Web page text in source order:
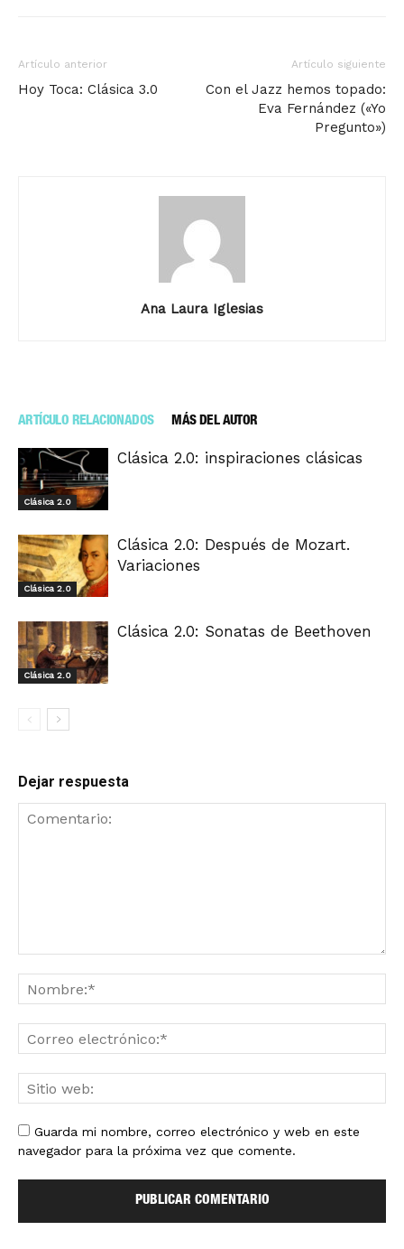
Artículo anterior
Hoy Toca: Clásica 3.0
Artículo siguiente
Con el Jazz hemos topado:
Eva Fernández («Yo
Pregunto»)
Ana Laura Iglesias
ARTÍCULO RELACIONADOS MÁS DEL AUTOR
Clásica 2.0
Clásica 2.0: inspiraciones clásicas
Clásica 2.0
Clásica 2.0: Después de Mozart.
Variaciones
Clásica 2.0
Clásica 2.0: Sonatas de Beethoven
Dejar respuesta
Guarda mi nombre, correo electrónico y web en este
navegador para la próxima vez que comente.